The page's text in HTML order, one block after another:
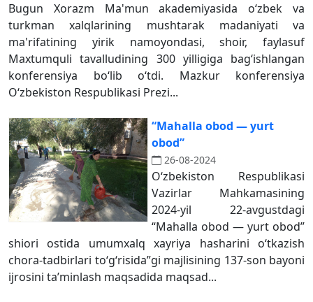
Bugun Xorazm Ma'mun akademiyasida o‘zbek va
turkman xalqlarining mushtarak madaniyati va
ma'rifatining yirik namoyondasi, shoir, faylasuf
Maxtumquli tavalludining 300 yilligiga bag‘ishlangan
konferensiya bo‘lib o‘tdi. Mazkur konferensiya
O‘zbekiston Respublikasi Prezi...
“Mahalla obod — yurt
obod”
26-08-2024
O‘zbekiston Respublikasi
Vazirlar Mahkamasining
2024-yil 22-avgustdagi
“Mahalla obod — yurt obod”
shiori ostida umumxalq xayriya hasharini o‘tkazish
chora-tadbirlari to‘g‘risida”gi majlisining 137-son bayoni
ijrosini ta’minlash maqsadida maqsad...